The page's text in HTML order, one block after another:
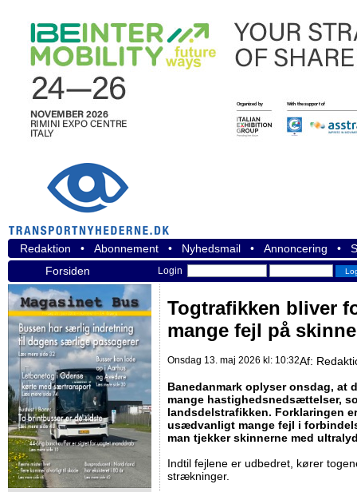
Redaktion • Abonnement • Nyhedsmail • Annoncering •
Forsiden
Login
Togtrafikken bliver
mange fejl på
Onsdag 13. maj 2026 kl: 10:32Af:
Banedanmark oplyser onsdag, at
mange hastighedsnedsættelser,
landsdelstrafikken. Forklaringen
usædvanligt mange fejl i
man tjekker skinnerne med
Indtil fejlene er udbedret, kører
strækninger.